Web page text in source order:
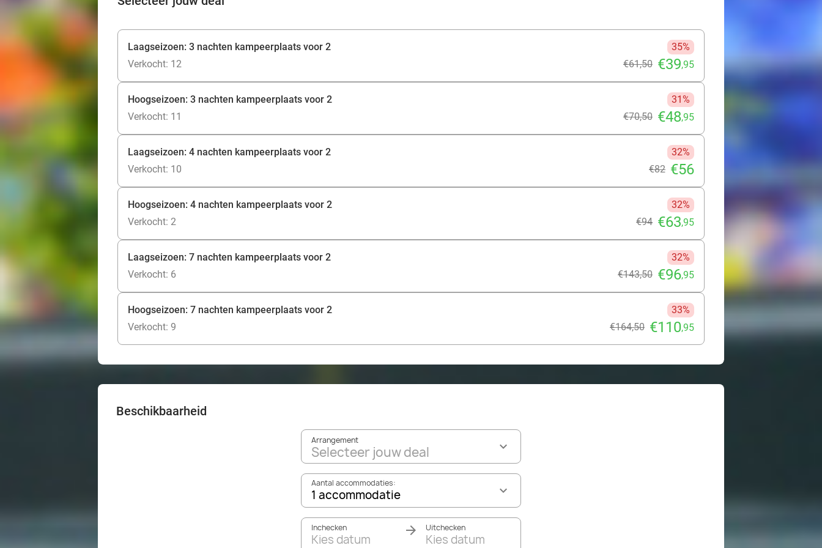
Laagseizoen: 3 nachten kampeerplaats voor 2
35%
Verkocht: 12
€61,50 €39,95
Hoogseizoen: 3 nachten kampeerplaats voor 2
31%
Verkocht: 11
€70,50 €48,95
Laagseizoen: 4 nachten kampeerplaats voor 2
32%
Verkocht: 10
€82 €56
Hoogseizoen: 4 nachten kampeerplaats voor 2
32%
Verkocht: 2
€94 €63,95
Laagseizoen: 7 nachten kampeerplaats voor 2
32%
Verkocht: 6
€143,50 €96,95
Hoogseizoen: 7 nachten kampeerplaats voor 2
33%
Verkocht: 9
€164,50 €110,95
Beschikbaarheid
Arrangement
Selecteer jouw deal
Aantal accommodaties:
1 accommodatie
Inchecken
Kies datum
Uitchecken
Kies datum